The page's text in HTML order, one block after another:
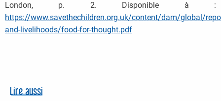
London, p. 2. Disponible à :
https://www.savethechildren.org.uk/content/dam/global/
and-livelihoods/food-for-thought.pdf
Lire aussi